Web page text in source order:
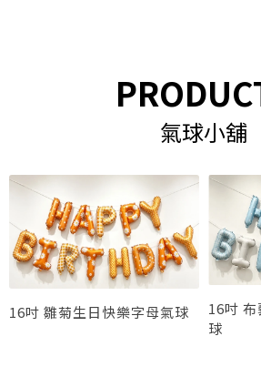
氣球小舖
16吋 雛菊生日快樂字母氣球
16吋
球